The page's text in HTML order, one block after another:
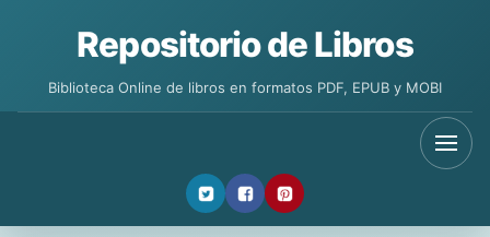
Repositorio de Libros
Biblioteca Online de libros en formatos PDF, EPUB y MOBI